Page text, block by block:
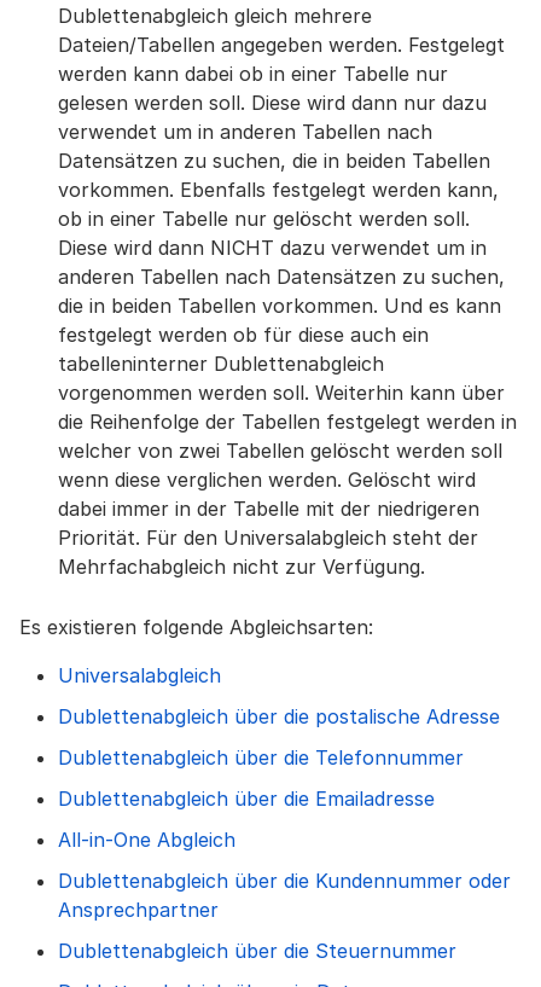
Dublettenabgleich gleich mehrere
Dateien/Tabellen angegeben werden. Festgelegt
werden kann dabei ob in einer Tabelle nur
gelesen werden soll. Diese wird dann nur dazu
verwendet um in anderen Tabellen nach
Datensätzen zu suchen, die in beiden Tabellen
vorkommen. Ebenfalls festgelegt werden kann,
ob in einer Tabelle nur gelöscht werden soll.
Diese wird dann NICHT dazu verwendet um in
anderen Tabellen nach Datensätzen zu suchen,
die in beiden Tabellen vorkommen. Und es kann
festgelegt werden ob für diese auch ein
tabelleninterner Dublettenabgleich
vorgenommen werden soll. Weiterhin kann über
die Reihenfolge der Tabellen festgelegt werden in
welcher von zwei Tabellen gelöscht werden soll
wenn diese verglichen werden. Gelöscht wird
dabei immer in der Tabelle mit der niedrigeren
Priorität. Für den Universalabgleich steht der
Mehrfachabgleich nicht zur Verfügung.
Es existieren folgende Abgleichsarten:
Universalabgleich
Dublettenabgleich über die postalische Adresse
Dublettenabgleich über die Telefonnummer
Dublettenabgleich über die Emailadresse
All-in-One Abgleich
Dublettenabgleich über die Kundennummer oder
Ansprechpartner
Dublettenabgleich über die Steuernummer